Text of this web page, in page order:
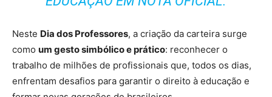
Neste Dia dos Professores, a criação da carteira surge
como um gesto simbólico e prático: reconhecer o
trabalho de milhões de profissionais que, todos os dias,
enfrentam desafios para garantir o direito à educação e